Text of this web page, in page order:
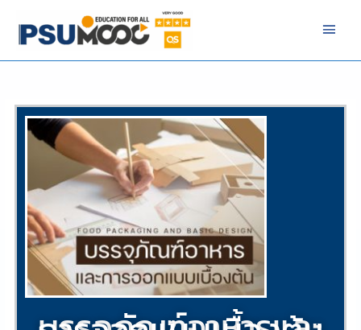
content
Business & Management,SDG12,SDG8,SDG9/ ByTHANWA
JEHARWAE